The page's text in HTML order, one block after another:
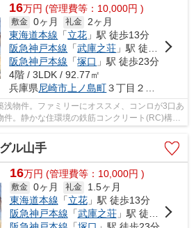
16万円 (管理費等：10,000円 )
敷金 0ヶ月 礼金 2ヶ月
東海道本線 「立花 」駅 徒歩13分
阪急神戸本線 「武庫之荘 」駅 徒歩16分
阪急神戸本線 「塚口 」駅 徒歩23分
4階 / 3LDK / 92.77㎡
兵庫県尼崎市上ノ島町３丁目２８－１８
浅物件。ファミリーにオススメ、コンロが3口あ
件。静かな住環境の鉄筋コンクリート(RC)構
ル山手
16万円 (管理費等：10,000円 )
敷金 0ヶ月 礼金
1.5ヶ月
東海道本線 「立花」駅 徒歩13分
阪急神戸本線 「武庫之荘」駅 徒歩16分